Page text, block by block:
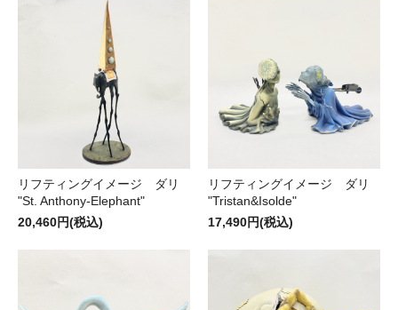
リフティングイメージ ダリ
"St. Anthony-Elephant"
20,460円(税込)
リフティングイメージ ダリ
"Tristan&Isolde"
17,490円(税込)